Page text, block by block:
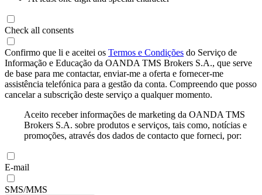
Check all consents
Confirmo que li e aceitei os Termos e Condições do Serviço de
Informação e Educação da OANDA TMS Brokers S.A., que serve
de base para me contactar, enviar-me a oferta e fornecer-me
assistência telefónica para a gestão da conta. Compreendo que posso
cancelar a subscrição deste serviço a qualquer momento.
Aceito receber informações de marketing da OANDA TMS
Brokers S.A. sobre produtos e serviços, tais como, notícias e
promoções, através dos dados de contacto que forneci, por:
E-mail
SMS/MMS